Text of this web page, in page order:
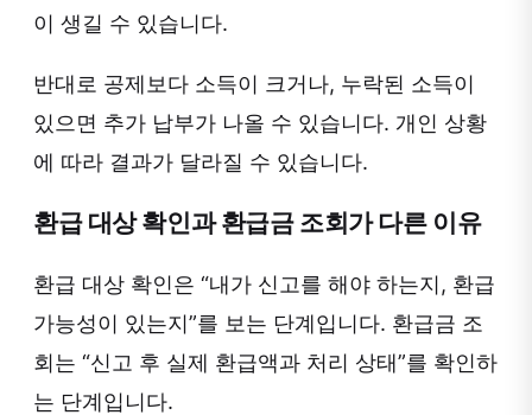
이 생길 수 있습니다.
반대로 공제보다 소득이 크거나, 누락된 소득이
있으면 추가 납부가 나올 수 있습니다. 개인 상황
에 따라 결과가 달라질 수 있습니다.
환급 대상 확인과 환급금 조회가 다른 이유
환급 대상 확인은 “내가 신고를 해야 하는지, 환급
가능성이 있는지”를 보는 단계입니다. 환급금 조
회는 “신고 후 실제 환급액과 처리 상태”를 확인하
는 단계입니다.